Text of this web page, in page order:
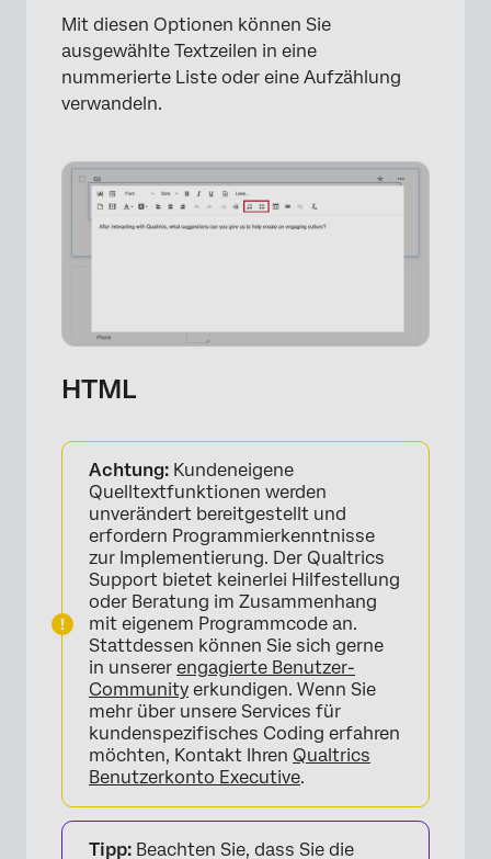
Mit diesen Optionen können Sie
ausgewählte Textzeilen in eine
nummerierte Liste oder eine Aufzählung
verwandeln.
HTML
Achtung: Kundeneigene
Quelltextfunktionen werden
unverändert bereitgestellt und
erfordern Programmierkenntnisse
zur Implementierung. Der Qualtrics
Support bietet keinerlei Hilfestellung
oder Beratung im Zusammenhang
mit eigenem Programmcode an.
Stattdessen können Sie sich gerne
in unserer engagierte Benutzer-
Community erkundigen. Wenn Sie
mehr über unsere Services für
kundenspezifisches Coding erfahren
möchten, Kontakt Ihren Qualtrics
Benutzerkonto Executive.
Tipp: Beachten Sie, dass Sie die